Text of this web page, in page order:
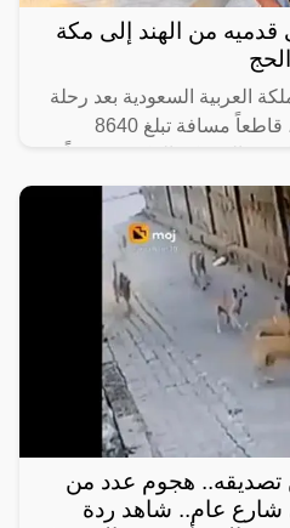
من الهند إلى مكة
العربية السعودية بعد رحلة
طويلة استمرت 370 يوماً، قاطعاً مسافة تبلغ 8640
تصديقه.. هجوم عدد من
عام.. شاهد ردة